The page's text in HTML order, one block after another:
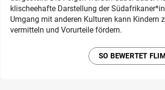
klischeehafte Darstellung der
Umgang mit anderen Kulturen kann Kindern
vermitteln und Vorurteile fördern.
SO BEWERTET